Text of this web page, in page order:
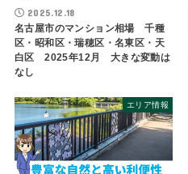
2025.12.18
名古屋市のマンション相場 千種
区・昭和区・瑞穂区・名東区・天
白区 2025年12月 大きな変動は
なし
エリア情報